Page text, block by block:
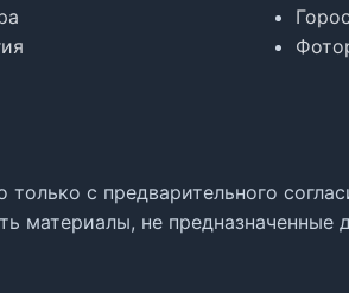
с предварительного
материалы, не предназначенные